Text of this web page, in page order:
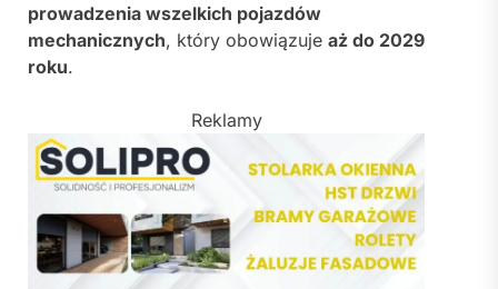
prowadzenia wszelkich pojazdów
mechanicznych, który obowiązuje aż do 2029
roku.
Reklamy